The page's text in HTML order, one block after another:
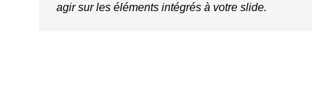
agir sur les éléments intégrés à votre slide.